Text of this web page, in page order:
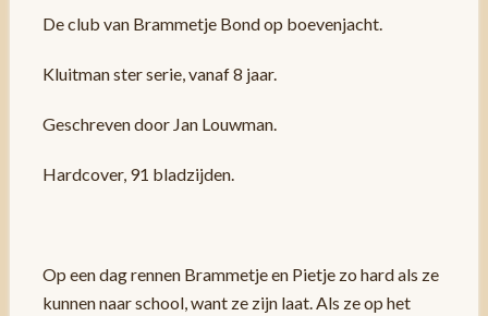
De club van Brammetje Bond op boevenjacht.
Kluitman ster serie, vanaf 8 jaar.
Geschreven door Jan Louwman.
Hardcover, 91 bladzijden.
Op een dag rennen Brammetje en Pietje zo hard als ze
kunnen naar school, want ze zijn laat. Als ze op het